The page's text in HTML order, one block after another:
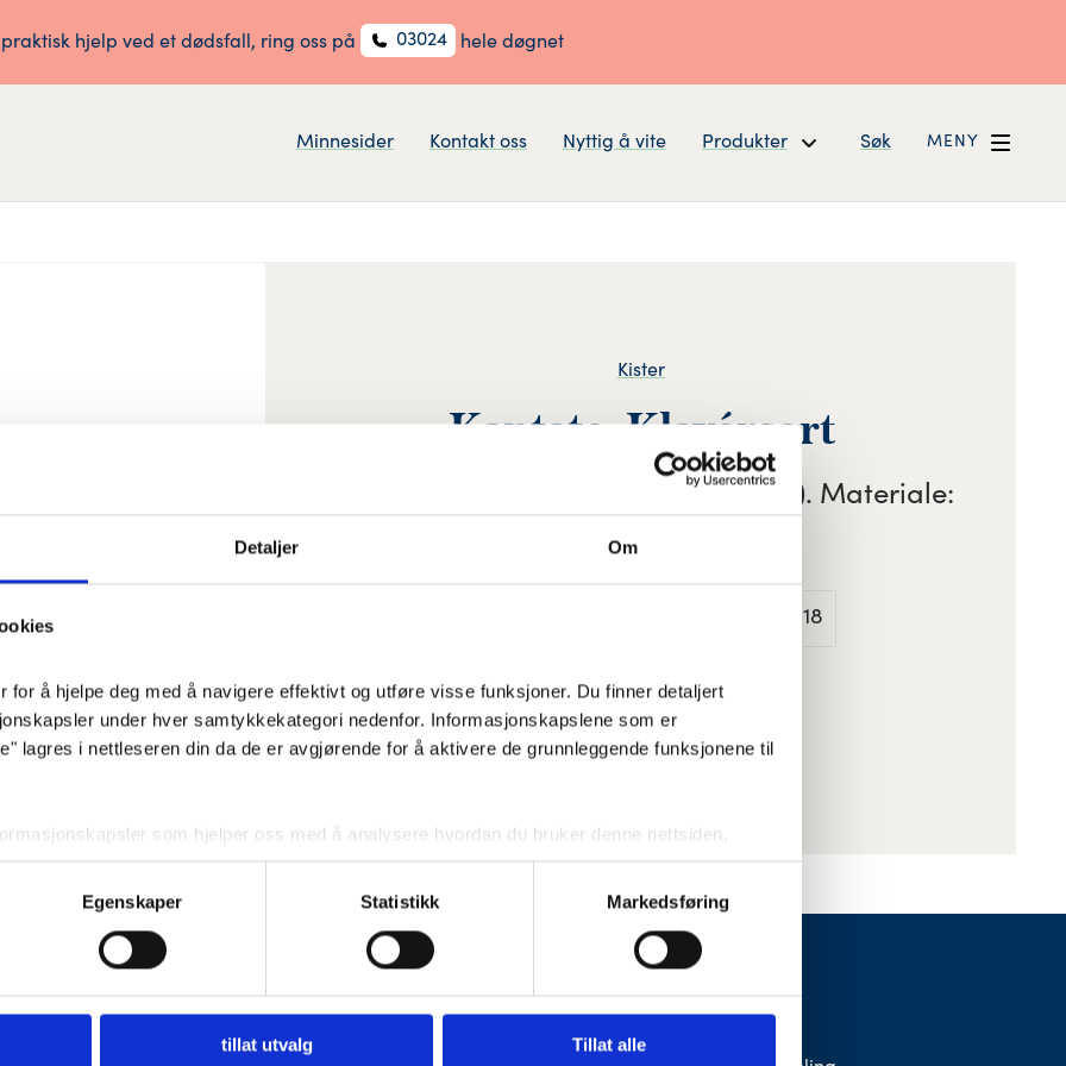
Detaljer Om
for å hjelpe deg med å navigere effektivt og utføre visse funksjoner. Du finner detaljert
under hver samtykkekategori nedenfor. Informasjonskapslene som er
lagres i nettleseren din da de er avgjørende for å aktivere de grunnleggende funksjonene til
som hjelper oss med å analysere hvordan du bruker denne nettsiden,
innhold og annonser som er relevante for deg. Disse informasjonskapslene vil kun bli
forhåndssamtykke.
noen eller alle disse informasjonskapslene, men deaktivering av noen av dem kan
Egenskaper Statistikk Markedsføring
tillat utvalg Tillat alle
praktisk hjelp ved et dødsfall, ring oss på 03024 hele døgnet
Minnesider Kontakt oss Nyttig å vite Produkter Søk MENY
Kister
Kantate, Klavérsort
Hengslet lokk, lakkert sort (høyglans). Materiale:
Formpresset trefiber.
: 231018